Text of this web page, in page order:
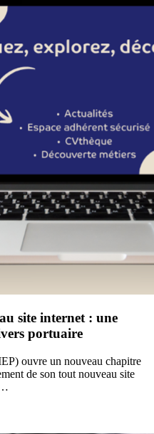
site internet : une
portuaire
ouvre un nouveau chapitre
de son tout nouveau site